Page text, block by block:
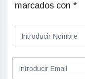
marcados con *